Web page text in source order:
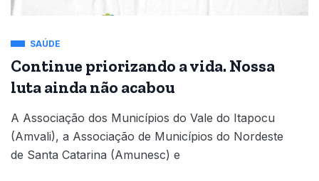
SAÚDE
Continue priorizando a vida. Nossa
luta ainda não acabou
A Associação dos Municípios do Vale do Itapocu
(Amvali), a Associação de Municípios do Nordeste
de Santa Catarina (Amunesc) e